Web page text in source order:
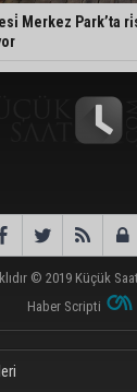
Merkez Park’ta
© 2019 Küçük Saat
Haber Scripti